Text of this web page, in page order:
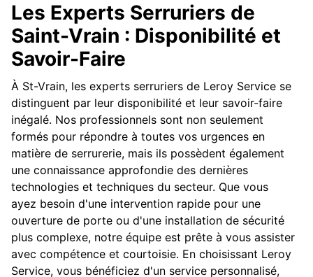
Les Experts Serruriers de
Saint-Vrain : Disponibilité et
Savoir-Faire
À St-Vrain, les experts serruriers de Leroy Service se
distinguent par leur disponibilité et leur savoir-faire
inégalé. Nos professionnels sont non seulement
formés pour répondre à toutes vos urgences en
matière de serrurerie, mais ils possèdent également
une connaissance approfondie des dernières
technologies et techniques du secteur. Que vous
ayez besoin d'une intervention rapide pour une
ouverture de porte ou d'une installation de sécurité
plus complexe, notre équipe est prête à vous assister
avec compétence et courtoisie. En choisissant Leroy
Service, vous bénéficiez d'un service personnalisé,